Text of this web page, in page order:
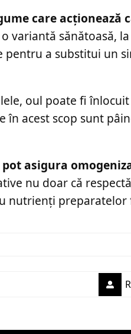
care acționează
sănătoasă,
a substitui un
oul poate fi
în acest scop sunt
asigura
nu doar că
nutrienți preparatelor